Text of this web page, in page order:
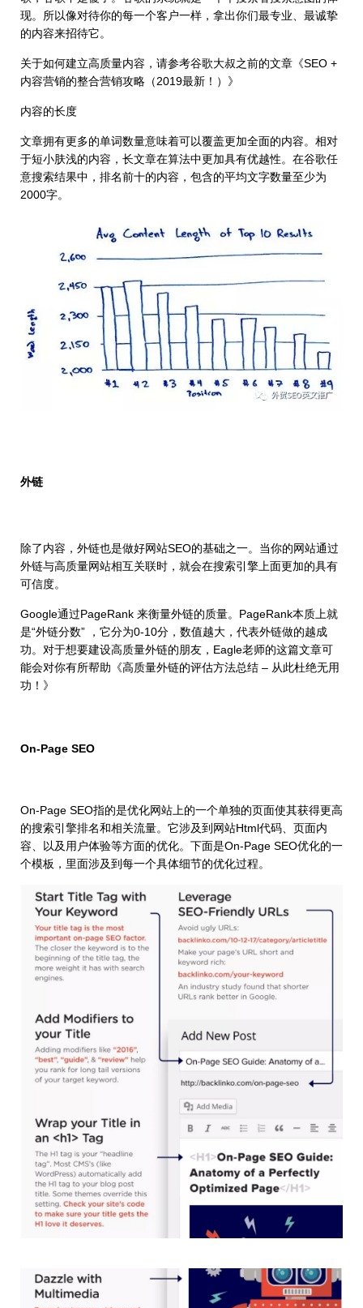
现。所以像对待你的每一个客户一样，拿出你们最专业、最诚挚
的内容来招待它。
关于如何建立高质量内容，请参考谷歌大叔之前的文章《SEO +
内容营销的整合营销攻略（2019最新！）》
内容的长度
文章拥有更多的单词数量意味着可以覆盖更加全面的内容。相对
于短小肤浅的内容，长文章在算法中更加具有优越性。在谷歌任
意搜索结果中，排名前十的内容，包含的平均文字数量至少为
2000字。
外链
除了内容，外链也是做好网站SEO的基础之一。当你的网站通过
外链与高质量网站相互关联时，就会在搜索引擎上面更加的具有
可信度。
Google通过PageRank 来衡量外链的质量。PageRank本质上就
是“外链分数” ，它分为0-10分，数值越大，代表外链做的越成
功。对于想要建设高质量外链的朋友，Eagle老师的这篇文章可
能会对你有所帮助《高质量外链的评估方法总结 – 从此杜绝无用
功！》
On-Page SEO
On-Page SEO指的是优化网站上的一个单独的页面使其获得更高
的搜索引擎排名和相关流量。它涉及到网站Html代码、页面内
容、以及用户体验等方面的优化。下面是On-Page SEO优化的一
个模板，里面涉及到每一个具体细节的优化过程。